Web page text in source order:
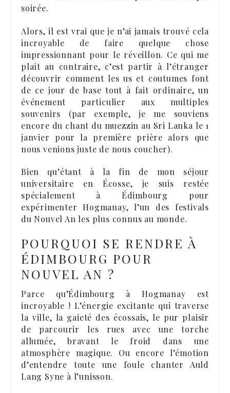
soirée.
Alors, il est vrai que je n’ai jamais trouvé cela
incroyable de faire quelque chose
impressionnant pour le réveillon. Ce qui me
plaît au contraire, c’est partir à l’étranger
découvrir comment les us et coutumes font
de ce jour de base tout à fait ordinaire, un
événement particulier aux multiples
souvenirs (par exemple, je me souviens
encore du chant du muezzin au Sri Lanka le 1
janvier pour la première prière alors que
nous venions juste de nous coucher).
Bien qu’étant à la fin de mon séjour
universitaire en Écosse, je suis restée
spécialement à Édimbourg pour
expérimenter Hogmanay, l’un des festivals
du Nouvel An les plus connus au monde.
POURQUOI SE RENDRE À
ÉDIMBOURG POUR
NOUVEL AN ?
Parce qu’Édimbourg à Hogmanay est
incroyable ! L’énergie excitante qui traverse
la ville, la gaieté des écossais, le pur plaisir
de parcourir les rues avec une torche
allumée, bravant le froid dans une
atmosphère magique. Ou encore l’émotion
d’entendre toute une foule chanter Auld
Lang Syne à l’unisson.